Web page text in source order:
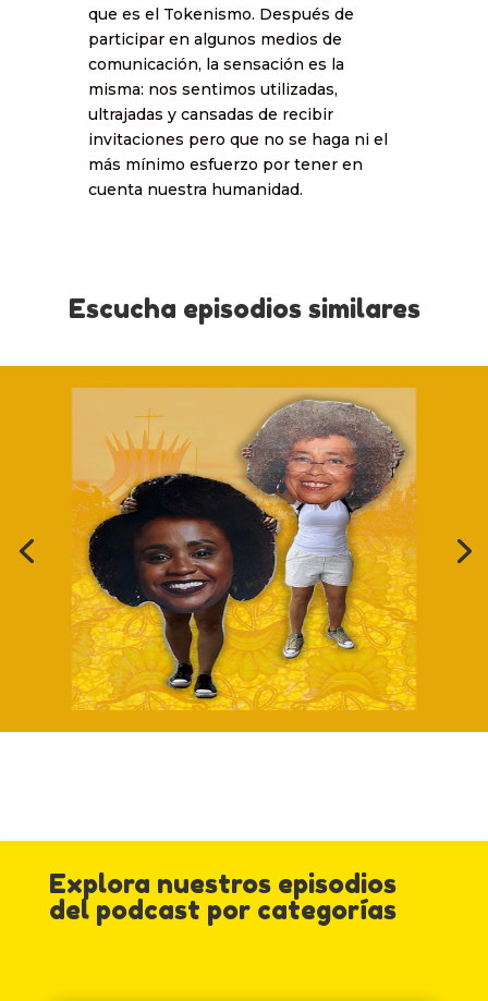
que es el Tokenismo. Después de
participar en algunos medios de
comunicación, la sensación es la
misma: nos sentimos utilizadas,
ultrajadas y cansadas de recibir
invitaciones pero que no se haga ni el
más mínimo esfuerzo por tener en
cuenta nuestra humanidad.
Escucha episodios similares
Explora nuestros episodios
del podcast por categorías